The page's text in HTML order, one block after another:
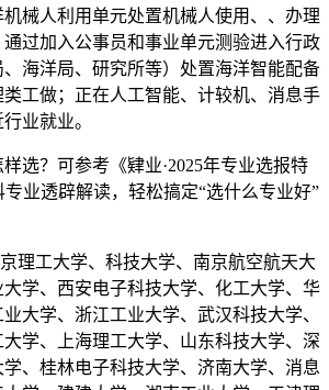
械人利用单元处置机械人使用、、办理
过加入公事员和事业单元测验进入行政
海洋局、研究所等）处置海洋智能配备
工做；正在人工智能、计较机、消息手
业就业。
？可参考《肄业·2025年专业选报特
业透辟解读，轻松搞定“选什么专业好”
工大学、科技大学、南京航空航天大
学、西安电子科技大学、化工大学、华
大学、浙江工业大学、武汉科技大学、
学、上海理工大学、山东科技大学、深
、桂林电子科技大学、济南大学、消息